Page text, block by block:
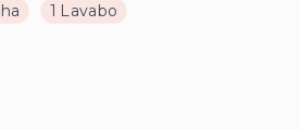
1 Lavabo